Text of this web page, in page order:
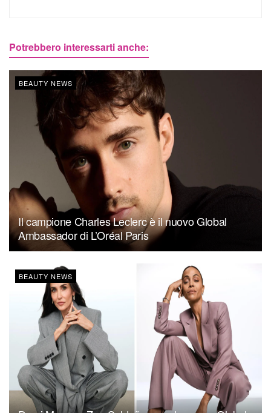
Potrebbero interessarti anche:
BEAUTY NEWS
Il campione Charles Leclerc è il nuovo Global
Ambassador di L’Oréal Paris
BEAUTY NEWS